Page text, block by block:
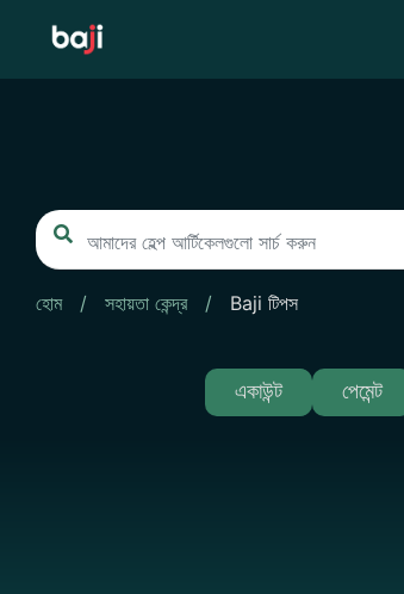
হোম / সহায়তা কেন্দ্র / Baji টিপস
একাউন্ট পেমেন্ট